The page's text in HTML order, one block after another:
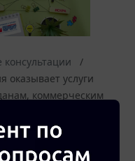
оказывает услуги
коммерческим
начислять сумму
в действие